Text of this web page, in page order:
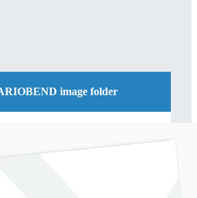
image folder